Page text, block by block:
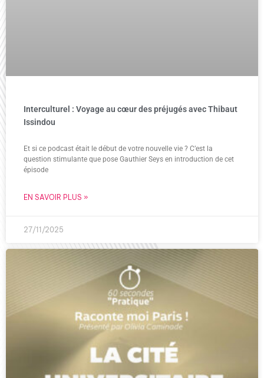
Interculturel : Voyage au cœur des préjugés avec Thibaut
Issindou
Et si ce podcast était le début de votre nouvelle vie ? C’est la
question stimulante que pose Gauthier Seys en introduction de cet
épisode
EN SAVOIR PLUS »
27/11/2025